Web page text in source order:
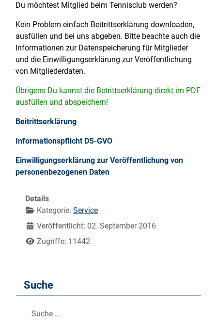
Du möchtest Mitglied beim Tennisclub werden?
Kein Problem einfach Beitrittserklärung downloaden,
ausfüllen und bei uns abgeben. Bitte beachte auch die
Informationen zur Datenspeicherung für Mitglieder
und die Einwilligungserklärung zur Veröffentlichung
von Mitgliederdaten.
Übrigens Du kannst die Betrittserklärung direkt im PDF
ausfüllen und abspeichern!
Beitrittserklärung
Informationspflicht DS-GVO
Einwilligungserklärung zur Veröffentlichung von
personenbezogenen Daten
Details
Kategorie: Service
Veröffentlicht: 02. September 2016
Zugriffe: 11442
Suche
Suchen